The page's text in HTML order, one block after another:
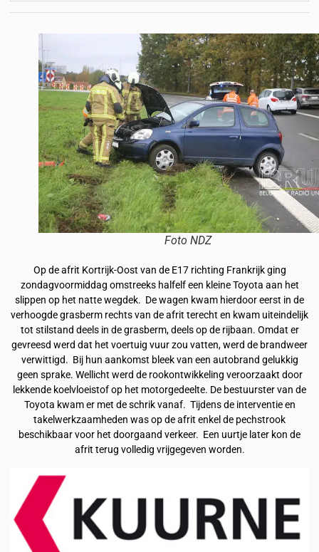
Foto NDZ
Op de afrit Kortrijk-Oost van de E17 richting Frankrijk ging
zondagvoormiddag omstreeks halfelf een kleine Toyota aan het
slippen op het natte wegdek. De wagen kwam hierdoor eerst in de
verhoogde grasberm rechts van de afrit terecht en kwam uiteindelijk
tot stilstand deels in de grasberm, deels op de rijbaan. Omdat er
gevreesd werd dat het voertuig vuur zou vatten, werd de brandweer
verwittigd. Bij hun aankomst bleek van een autobrand gelukkig
geen sprake. Wellicht werd de rookontwikkeling veroorzaakt door
lekkende koelvloeistof op het motorgedeelte. De bestuurster van de
Toyota kwam er met de schrik vanaf. Tijdens de interventie en
takelwerkzaamheden was op de afrit enkel de pechstrook
beschikbaar voor het doorgaand verkeer. Een uurtje later kon de
afrit terug volledig vrijgegeven worden.